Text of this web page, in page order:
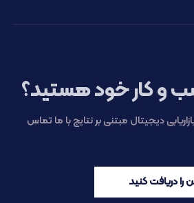
و کار خود هستید؟
دیجیتال مبتنی بر نتایج با ما تماس
را دریافت کنید